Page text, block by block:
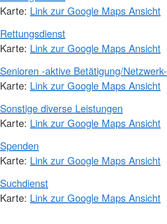
Karte: Link zur Google Maps Ansicht
Rettungsdienst
Karte: Link zur Google Maps Ansicht
Senioren -aktive Betätigung/Netzwerk-
Karte: Link zur Google Maps Ansicht
Sonstige diverse Leistungen
Karte: Link zur Google Maps Ansicht
Spenden
Karte: Link zur Google Maps Ansicht
Suchdienst
Karte: Link zur Google Maps Ansicht